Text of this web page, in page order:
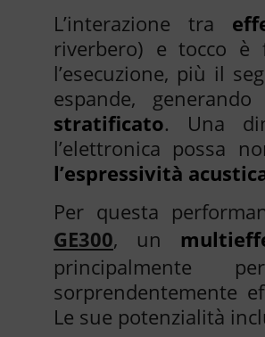
L’interazione tra
riverbero) e tocco è
l’esecuzione, più il
espande,
stratificato. Una
l’elettronica possa
l’espressività
Per questa
GE300, un
principalmente
sorprendentemente
Le sue potenzialità